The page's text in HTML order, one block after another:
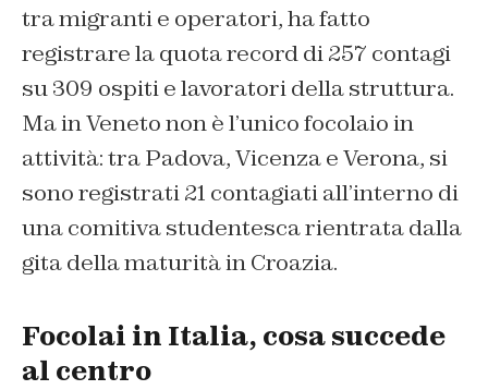
tra migranti e operatori, ha fatto
registrare la quota record di 257 contagi
su 309 ospiti e lavoratori della struttura.
Ma in Veneto non è l’unico focolaio in
attività: tra Padova, Vicenza e Verona, si
sono registrati 21 contagiati all’interno di
una comitiva studentesca rientrata dalla
gita della maturità in Croazia.
Focolai in Italia, cosa succede
al centro